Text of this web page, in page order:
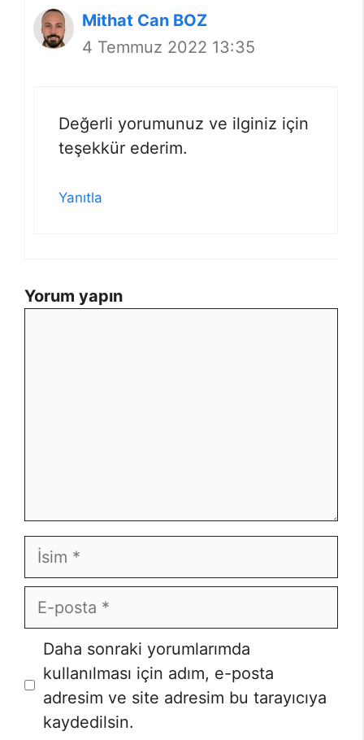
Mithat Can BOZ
4 Temmuz 2022 13:35
Değerli yorumunuz ve ilginiz için
teşekkür ederim.
Yanıtla
Yorum yapın
İsim
E-
posta
İnternet
sitesi
Daha sonraki yorumlarımda
kullanılması için adım, e-posta
adresim ve site adresim bu tarayıcıya
kaydedilsin.